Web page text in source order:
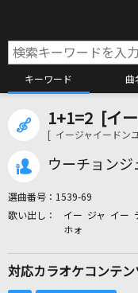
キーワード 曲
1+1=2 [イ
[ イージャイードン
ウーチョンジ
選曲番号： 1539-69
イー ジャ イー
ホォ
対応カラオケコンテン